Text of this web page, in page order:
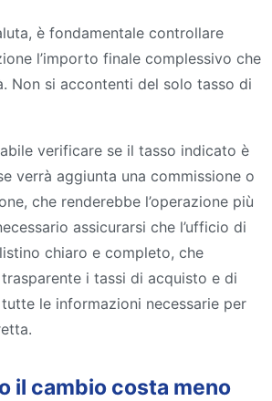
è fondamentale controllare
l’importo finale complessivo che
Non si accontenti del solo tasso di
verificare se il tasso indicato è
verrà aggiunta una commissione o
che renderebbe l’operazione più
assicurarsi che l’ufficio di
chiaro e completo, che
i tassi di acquisto e di
le informazioni necessarie per
il cambio costa meno